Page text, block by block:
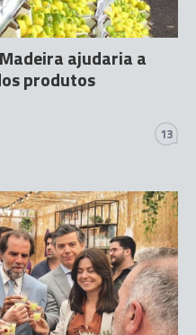
ajudaria a
produtos
13